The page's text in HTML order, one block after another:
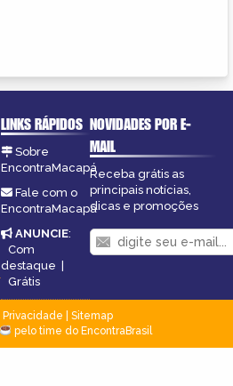
LINKS RÁPIDOS
Sobre
EncontraMacapá
Fale com o
EncontraMacapá
ANUNCIE:
Com
destaque |
Grátis
NOVIDADES POR E-
MAIL
Receba grátis as
principais notícias,
dicas e promoções
Privacidade
Sitemap
pelo time do EncontraBrasil